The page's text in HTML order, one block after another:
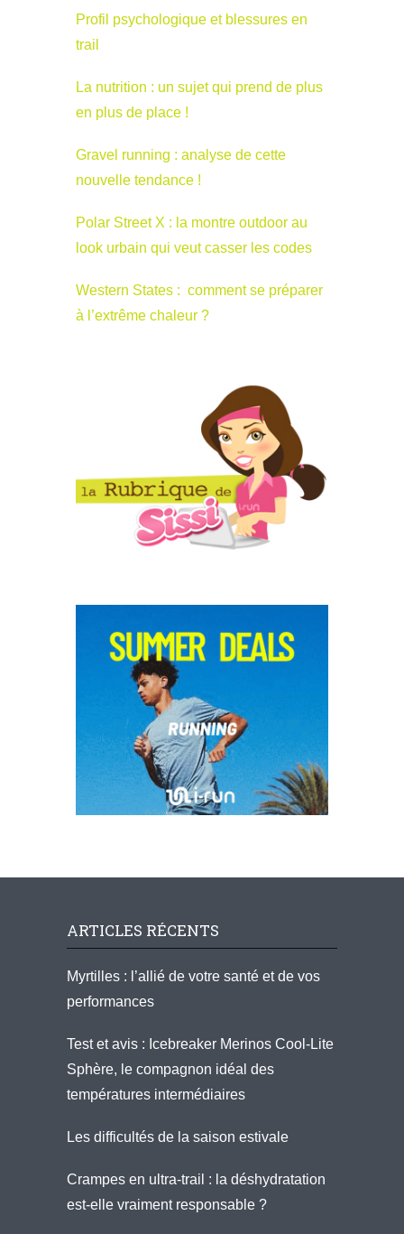
Profil psychologique et blessures en
trail
La nutrition : un sujet qui prend de plus
en plus de place !
Gravel running : analyse de cette
nouvelle tendance !
Polar Street X : la montre outdoor au
look urbain qui veut casser les codes
Western States : comment se préparer
à l’extrême chaleur ?
ARTICLES RÉCENTS
Myrtilles : l’allié de votre santé et de vos
performances
Test et avis : Icebreaker Merinos Cool-Lite
Sphère, le compagnon idéal des
températures intermédiaires
Les difficultés de la saison estivale
Crampes en ultra-trail : la déshydratation
est-elle vraiment responsable ?